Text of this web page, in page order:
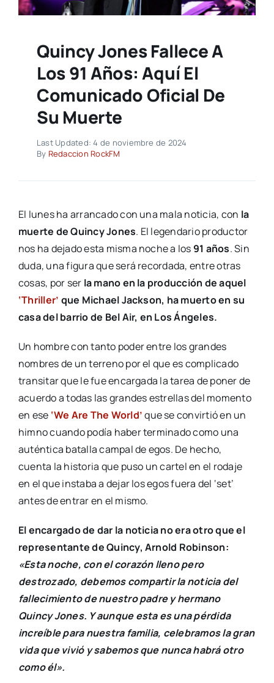
Quincy Jones Fallece A
Los 91 Años: Aquí El
Comunicado Oficial De
Su Muerte
Last Updated: 4 de noviembre de 2024
By Redaccion RockFM
El lunes ha arrancado con una mala noticia, con la
muerte de Quincy Jones. El legendario productor
nos ha dejado esta misma noche a los 91 años. Sin
duda, una figura que será recordada, entre otras
cosas, por ser la mano en la producción de aquel
‘Thriller’ que Michael Jackson, ha muerto en su
casa del barrio de Bel Air, en Los Ángeles.
Un hombre con tanto poder entre los grandes
nombres de un terreno por el que es complicado
transitar que le fue encargada la tarea de poner de
acuerdo a todas las grandes estrellas del momento
en ese ‘We Are The World’que se convirtió en un
himno cuando podía haber terminado como una
auténtica batalla campal de egos. De hecho,
cuenta la historia que puso un cartel en el rodaje
en el que instaba a dejar los egos fuera del ‘set’
antes de entrar en el mismo.
El encargado de dar la noticia no era otro que el
representante de Quincy, Arnold Robinson:
«Esta noche, con el corazón lleno pero
destrozado, debemos compartir la noticia del
fallecimiento de nuestro padre y hermano
Quincy Jones. Y aunque esta es una pérdida
increíble para nuestra familia, celebramos la gran
vida que vivió y sabemos que nunca habrá otro
como él».